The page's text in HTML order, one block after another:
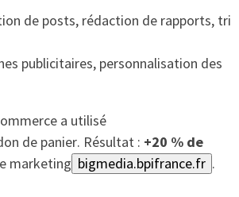
de posts, rédaction de rapports, tri
publicitaires, personnalisation des
a utilisé
de panier. Résultat : +20 % de
marketing bigmedia.bpifrance.fr .